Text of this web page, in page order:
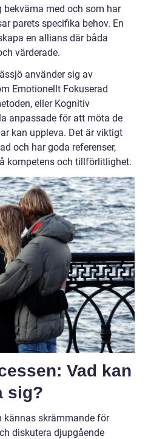
bekväma med och som har
parets specifika behov. En
en allians där båda
värderade.
använder sig av
Emotionellt Fokuserad
eller Kognitiv
anpassade för att möta de
kan uppleva. Det är viktigt
och har goda referenser,
kompetens och tillförlitlighet.
Vad kan
sig?
kännas skrämmande för
diskutera djupgående